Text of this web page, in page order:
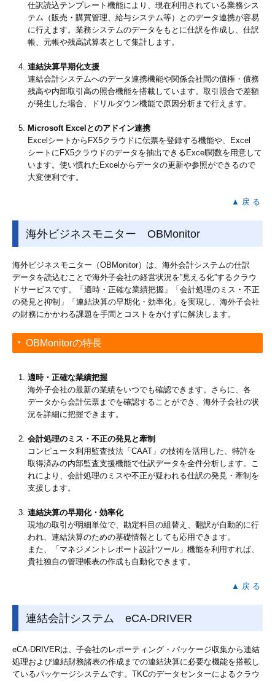
仕訳読込テンプレート機能により、現在利用されている業務シス
テム（販売・購買管理、給与システム等）とのデータ連携が容易
に行えます。業務システムのデータをもとに仕訳を作成し、仕訳
帳、元帳や残高試算表として集計します。
連結決算早期化支援
連結会計システムへのデータ連携機能や関係会社間の債権・債務
残高や内部取引高の照合機能を搭載しています。取引照合で差額
が発生した場合、ドリルダウン機能で原因分析まで行えます。
Microsoft Excelとのアドイン連携
ExcelシートからFX5クラウドに伝票を登録する機能や、Excel
シートにFX5クラウドのデータを抽出できるExcel関数を用意して
います。使い慣れたExcelからデータの更新や参照ができるので
大変便利です。
▲ 戻 る
海外ビジネスモニター OBMonitor
海外ビジネスモニター（OBMonitor）は、海外会計システムの仕訳
データを読込むことで海外子会社の経営状況を”見える化”するクラウ
ドサービスです。「適時・正確な業績把握」「会計処理のミス・不正
の発見と抑制」「連結決算の早期化・効率化」を実現し、海外子会社
の財務にかかわる課題を手間とコストをかけずに解決します。
OBMonitorの特長
適時・正確な業績把握
海外子会社の最新の業績をいつでも確認できます。さらに、各
データから会計伝票までを確認することができ、海外子会社の状
況を詳細に把握できます。
会計処理のミス・不正の発見と牽制
コンピュータ利用監査技法「CAAT」の技術を活用した、特許を
取得済みの内部監査支援機能で仕訳データを全件分析します。こ
れにより、会計処理のミスや不正が疑われる仕訳の発見・牽制を
支援します。
連結決算の早期化・効率化
現地の取引が明細単位で、勘定科目の組替え、翻訳が自動的に行
われ、連結決算のための基礎情報としても応用できます。
また、「マネジメントレポート設計ツール」機能を利用すれば、
貴社独自の管理帳表の作成も自動化できます。
▲ 戻 る
連結会計システム eCA-DRIVER
eCA-DRIVERは、子会社のレポーティング・パッケージ収集から連結
処理および連結財務諸表の作成までの連結決算に必要な機能を搭載し
ているパッケージシステムです。 TKCのデータセンターによるクラウ